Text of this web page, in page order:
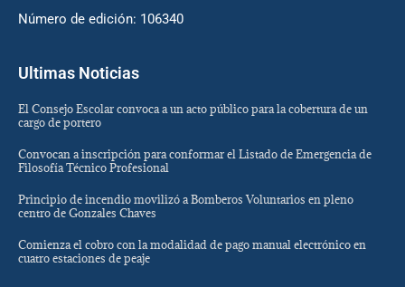
Número de edición: 106340
Ultimas Noticias
El Consejo Escolar convoca a un acto público para la cobertura de un
cargo de portero
Convocan a inscripción para conformar el Listado de Emergencia de
Filosofía Técnico Profesional
Principio de incendio movilizó a Bomberos Voluntarios en pleno
centro de Gonzales Chaves
Comienza el cobro con la modalidad de pago manual electrónico en
cuatro estaciones de peaje